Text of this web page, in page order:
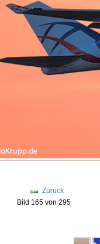
Zurück
Bild 165 von 295